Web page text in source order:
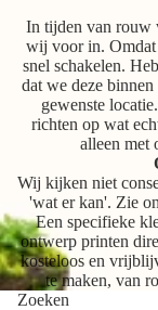
In tijden van rouw
wij voor in. Omdat
snel schakelen.
dat we deze
gewenste
richten op wat
alleen met
Wij kijken niet
'wat er kan'. Zie
Een specifieke
ontwerp printen
kosteloos en
te maken, van
Zoeken